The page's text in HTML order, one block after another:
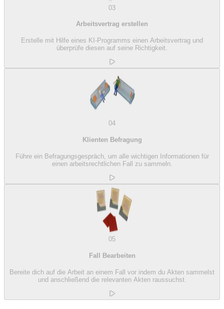
03
Arbeitsvertrag erstellen
Erstelle mit Hilfe eines KI-Programms einen Arbeitsvertrag und
überprüfe diesen auf seine Richtigkeit.
04
Klienten Befragung
Führe ein Befragungsgespräch, um alle wichtigen Informationen für
einen arbeitsrechtlichen Fall zu sammeln.
05
Fall Bearbeiten
Bereite dich auf die Arbeit an einem Fall vor indem du Akten sammelst
und anschließend die relevanten Akten raussuchst.